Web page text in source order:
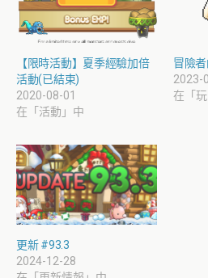
【限時活動】夏季經驗加倍
活動(已結束)
2020-08-01
在「活動」中
冒險
2023-
在「
更新 #93.3
2024-12-28